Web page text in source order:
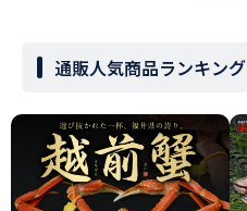
通販人気商品ランキング